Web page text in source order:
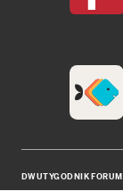
DWUTYGODNIK FORUM